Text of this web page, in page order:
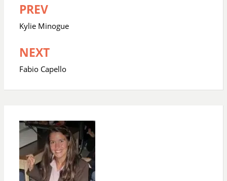
Navegación
de
PREV
Kylie Minogue
NEXT
Fabio Capello